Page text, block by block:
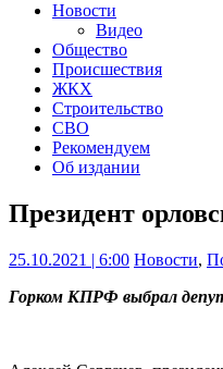
Новости
Видео
Общество
Происшествия
ЖКХ
Строительство
СВО
Рекомендуем
Об издании
Президент
25.10.2021 | 6:00 Новости,
Горком КПРФ выбрал